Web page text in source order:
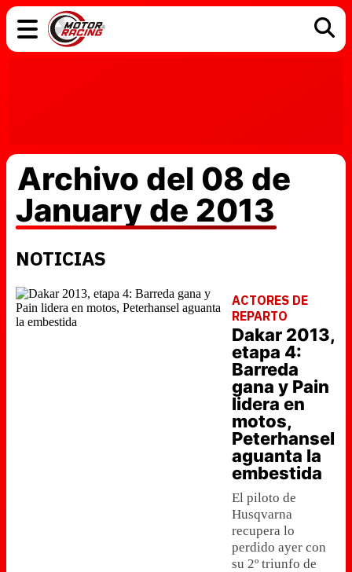
Archivo del 08 de
January de 2013
NOTICIAS
ACTORES DE
REPARTO
Dakar 2013,
etapa 4:
Barreda
gana y Pain
lidera en
motos,
Peterhansel
aguanta la
embestida
El piloto de
Husqvarna
recupera lo
perdido ayer con
su 2º triunfo de